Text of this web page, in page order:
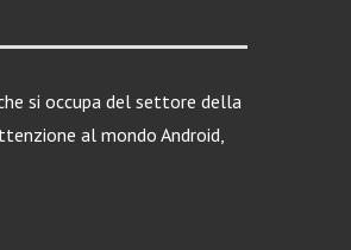
si occupa del settore della
al mondo Android,